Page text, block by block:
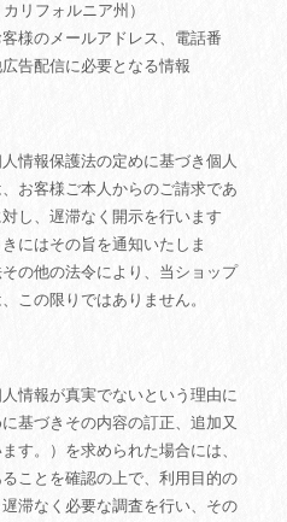
リフォルニア州）
様のメールアドレス、電話番
告配信に必要となる情報
情報保護法の定めに基づき個人
お客様ご本人からのご請求であ
し、遅滞なく開示を行います
にはその旨を通知いたしま
の他の法令により、当ショップ
この限りではありません。
情報が真実でないという理由に
基づきその内容の訂正、追加又
す。）を求められた場合には、
ことを確認の上で、利用目的の
滞なく必要な調査を行い、その